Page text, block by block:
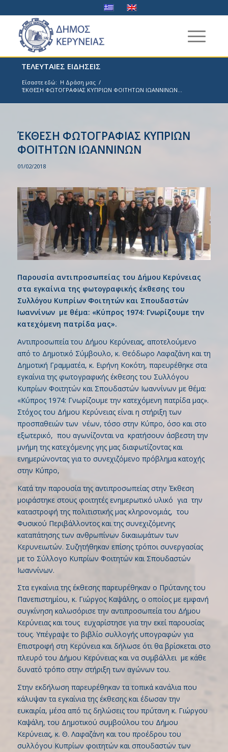
ΤΕΛΕΥΤΑΙΕΣ ΕΙΔΗΣΕΙΣ
Είσαστε εδώ: Η Δράση μας /
ΈΚΘΕΣΗ ΦΩΤΟΓΡΑΦΙΑΣ ΚΥΠΡΙΩΝ ΦΟΙΤΗΤΩΝ ΙΩΑΝΝΙΝΩΝ...
ΈΚΘΕΣΗ ΦΩΤΟΓΡΑΦΙΑΣ ΚΥΠΡΙΩΝ
ΦΟΙΤΗΤΩΝ ΙΩΑΝΝΙΝΩΝ
01/02/2018
Παρουσία αντιπροσωπείας του Δήμου Κερύνειας
στα εγκαίνια της φωτογραφικής έκθεσης του
Συλλόγου Κυπρίων Φοιτητών και Σπουδαστών
Ιωαννίνων με θέμα: «Κύπρος 1974: Γνωρίζουμε την
κατεχόμενη πατρίδα μας».
Aντιπροσωπεία του Δήμου Κερύνειας, αποτελούμενο
από το Δημοτικό Σύμβουλο, κ. Θεόδωρο Λαφαζάνη και τη
Δημοτική Γραμματέα, κ. Ειρήνη Κοκότη, παρευρέθηκε στα
εγκαίνια της φωτογραφικής έκθεσης του Συλλόγου
Κυπρίων Φοιτητών και Σπουδαστών Ιωαννίνων με θέμα:
«Κύπρος 1974: Γνωρίζουμε την κατεχόμενη πατρίδα μας».
Στόχος του Δήμου Κερύνειας είναι η στήριξη των
προσπαθειών των νέων, τόσο στην Κύπρο, όσο και στο
εξωτερικό, που αγωνίζονται να κρατήσουν άσβεστη την
μνήμη της κατεχόμενης γης μας διαφωτίζοντας και
ενημερώνοντας για το συνεχιζόμενο πρόβλημα κατοχής
στην Κύπρο,
Κατά την παρουσία της αντιπροσωπείας στην Έκθεση
μοιράστηκε στους φοιτητές ενημερωτικό υλικό για την
καταστροφή της πολιτιστικής μας κληρονομιάς, του
Φυσικού Περιβάλλοντος και της συνεχιζόμενης
καταπάτησης των ανθρωπίνων δικαιωμάτων των
Κερυνειωτών. Συζητήθηκαν επίσης τρόποι συνεργασίας
με το Σύλλογο Κυπρίων Φοιτητών και Σπουδαστών
Ιωαννίνων.
Στα εγκαίνια της έκθεσης παρευρέθηκαν ο Πρύτανης του
Πανεπιστημίου, κ. Γιώργος Καψάλης, ο οποίος με εμφανή
συγκίνηση καλωσόρισε την αντιπροσωπεία του Δήμου
Κερύνειας και τους ευχαρίστησε για την εκεί παρουσίας
τους. Υπέγραψε το βιβλίο συλλογής υπογραφών για
Επιστροφή στη Κερύνεια και δήλωσε ότι θα βρίσκεται στο
πλευρό του Δήμου Κερύνειας και να συμβάλλει με κάθε
δυνατό τρόπο στην στήριξη των αγώνων του.
Στην εκδήλωση παρευρέθηκαν τα τοπικά κανάλια που
κάλυψαν τα εγκαίνια της έκθεσης και έδωσαν την
ευκαιρία, μέσα από τις δηλώσεις του πρύτανη κ. Γιώργου
Καψάλη, του Δημοτικού συμβούλου του Δήμου
Κερύνειας, κ. Θ. Λαφαζάνη και του προέδρου του
συλλόγου Κυπρίων φοιτητών και σπουδαστών των